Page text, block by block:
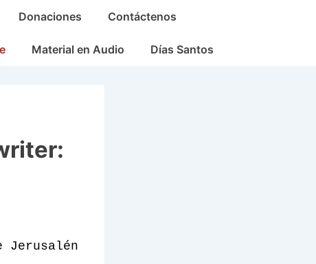
Donaciones Contáctenos
Material en Audio Días Santos
Jerusalén